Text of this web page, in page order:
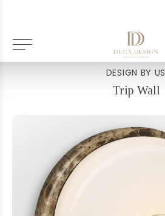
Terug
DESIGN BY US
Trip Wall